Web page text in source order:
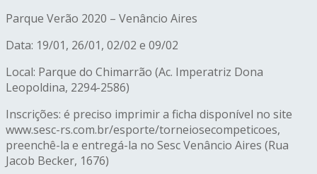
Parque Verão 2020 – Venâncio Aires
Data: 19/01, 26/01, 02/02 e 09/02
Local: Parque do Chimarrão (Ac. Imperatriz Dona
Leopoldina, 2294-2586)
Inscrições: é preciso imprimir a ficha disponível no site
www.sesc-rs.com.br/esporte/torneiosecompeticoes,
preenchê-la e entregá-la no Sesc Venâncio Aires (Rua
Jacob Becker, 1676)